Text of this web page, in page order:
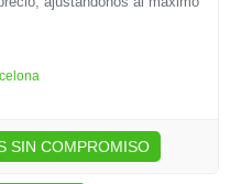
SIN COMPROMISO